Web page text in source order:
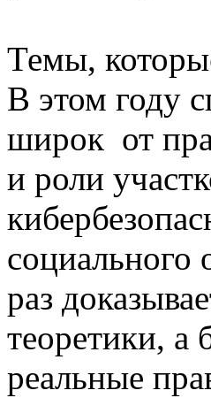
Темы,
В этом году
широк от
и роли
социального
раз
теоретики, а
реальные